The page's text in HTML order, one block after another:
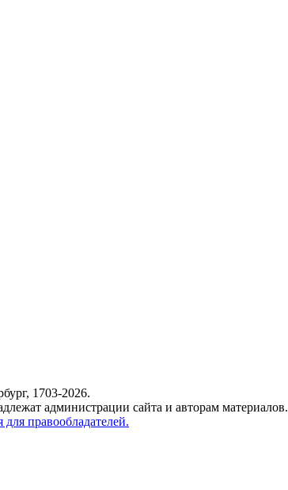
1703-2026.
администрации сайта и авторам материалов.
правообладателей.